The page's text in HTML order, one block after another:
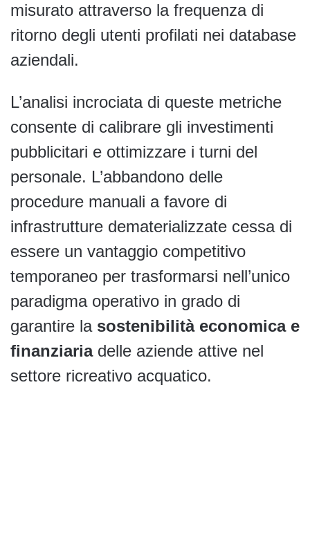
misurato attraverso la frequenza di
ritorno degli utenti profilati nei database
aziendali.
L’analisi incrociata di queste metriche
consente di calibrare gli investimenti
pubblicitari e ottimizzare i turni del
personale. L’abbandono delle
procedure manuali a favore di
infrastrutture dematerializzate cessa di
essere un vantaggio competitivo
temporaneo per trasformarsi nell’unico
paradigma operativo in grado di
garantire la sostenibilità economica e
finanziariadelle aziende attive nel
settore ricreativo acquatico.